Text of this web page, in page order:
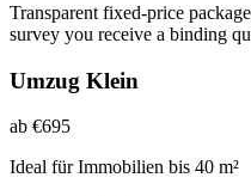
Transparent fixed-price
survey you receive a binding
Umzug Klein
ab €695
Ideal für Immobilien bis 40 m²